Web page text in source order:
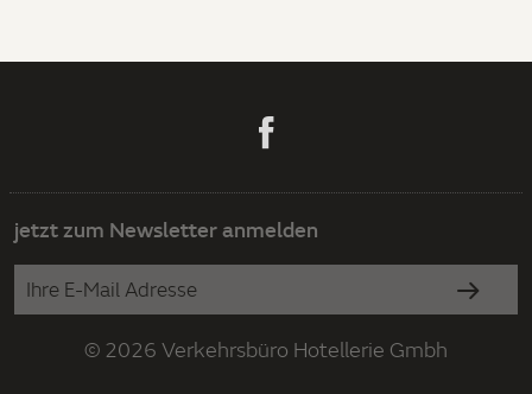
jetzt zum Newsletter anmelden
© 2026 Verkehrsbüro Hotellerie Gmbh